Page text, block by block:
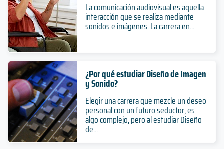
La comunicación audiovisual es aquella
interacción que se realiza mediante
sonidos e imágenes. La carrera en...
¿Por qué estudiar Diseño de Imagen
y Sonido?
Elegir una carrera que mezcle un deseo
personal con un futuro seductor, es
algo complejo, pero al estudiar Diseño
de...